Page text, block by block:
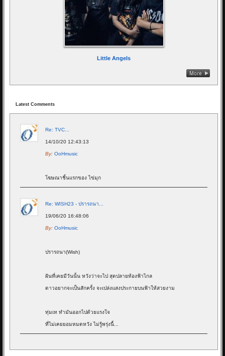
Little Angels
Latest Comments
Re: TVC...
14/10/20 12:43:13
By: OoHmusic
โฆษณาชิ้นแรกของ ไข่มุก
Re: WISH23 - ปรารถนา...
19/06/20 16:48:06
By: OoHmusic
ปรารถนา(Wish)
ฝันที่เคยมีวันนั้น หวังว่าจะไป สุดปลายท้องฟ้าไกล
ดาวอยากจะเป็นสักครั้ง จะเปล่งแสงประกายบนฟ้าให้สวยงาม
ทุ่มเท ทำมันออกไปด้วยแรงใจ
ที่ไม่เคยยอมหมดหวัง ไม่รู้พรุ่งนี้...
Re: Goodnight - ALIZ...